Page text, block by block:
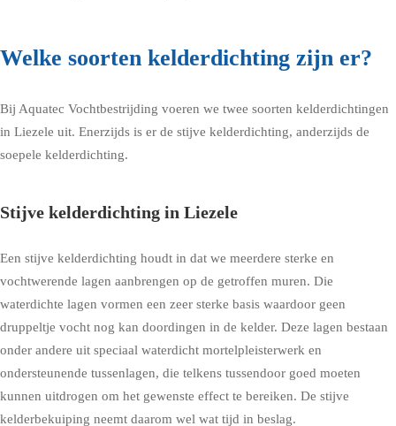
Welke soorten kelderdichting zijn er?
Bij Aquatec Vochtbestrijding voeren we twee soorten kelderdichtingen
in Liezele uit. Enerzijds is er de stijve kelderdichting, anderzijds de
soepele kelderdichting.
Stijve kelderdichting in Liezele
Een stijve kelderdichting houdt in dat we meerdere sterke en
vochtwerende lagen aanbrengen op de getroffen muren. Die
waterdichte lagen vormen een zeer sterke basis waardoor geen
druppeltje vocht nog kan doordingen in de kelder. Deze lagen bestaan
onder andere uit speciaal waterdicht mortelpleisterwerk en
ondersteunende tussenlagen, die telkens tussendoor goed moeten
kunnen uitdrogen om het gewenste effect te bereiken. De stijve
kelderbekuiping neemt daarom wel wat tijd in beslag.